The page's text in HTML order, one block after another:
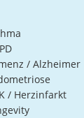
/ Alzheimer
/ Herzinfarkt